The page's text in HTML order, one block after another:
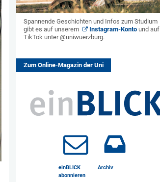
Spannende Geschichten und Infos zum Studium
gibt es auf unserem
Instagram-Konto und auf
TikTok unter @uniwuerzburg.
Zum Online-Magazin der Uni
einBLICK
abonnieren
Archiv